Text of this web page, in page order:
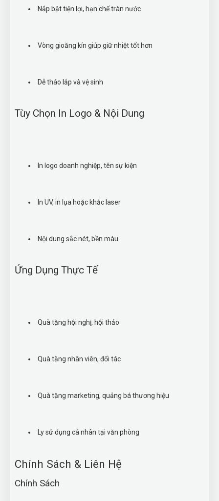
Nắp bật tiện lợi, hạn chế tràn nước
Vòng gioăng kín giúp giữ nhiệt tốt hơn
Dễ tháo lắp và vệ sinh
Tùy Chọn In Logo & Nội Dung
In logo doanh nghiệp, tên sự kiện
In UV, in lụa hoặc khắc laser
Nội dung sắc nét, bền màu
Ứng Dụng Thực Tế
Quà tặng hội nghị, hội thảo
Quà tặng nhân viên, đối tác
Quà tặng marketing, quảng bá thương hiệu
Ly sử dụng cá nhân tại văn phòng
Chính Sách & Liên Hệ
Chính Sách